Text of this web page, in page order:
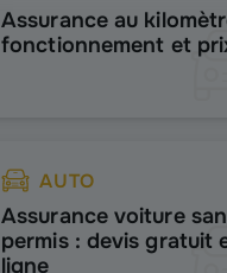
Assurance au
fonctionnement et
AUTO
Assurance voiture
permis : devis gratuit
ligne